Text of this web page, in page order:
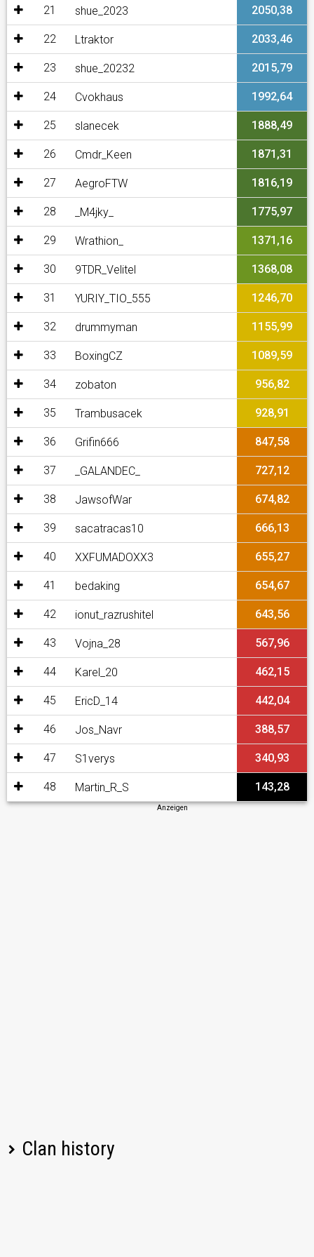
21 shue_2023 2050,38
22 Ltraktor 2033,46
23 shue_20232 2015,79
24 Cvokhaus 1992,64
25 slanecek 1888,49
26 Cmdr_Keen 1871,31
27 AegroFTW 1816,19
28 _M4jky_ 1775,97
29 Wrathion_ 1371,16
30 9TDR_Velitel 1368,08
31 YURIY_TIO_555 1246,70
32 drummyman 1155,99
33 BoxingCZ 1089,59
34 zobaton 956,82
35 Trambusacek 928,91
36 Grifin666 847,58
37 _GALANDEC_ 727,12
38 JawsofWar 674,82
39 sacatracas10 666,13
40 XXFUMADOXX3 655,27
41 bedaking 654,67
42 ionut_razrushitel 643,56
43 Vojna_28 567,96
44 Karel_20 462,15
45 EricD_14 442,04
46 Jos_Navr 388,57
47 S1verys 340,93
48 Martin_R_S 143,28
Anzeigen
Clan history